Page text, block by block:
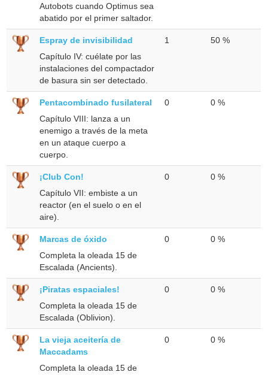
Autobots cuando Optimus sea
abatido por el primer saltador.
Espray de invisibilidad
Capítulo IV: cuélate por las
instalaciones del compactador
de basura sin ser detectado.
1 50 %
Pentacombinado fusilateral
Capítulo VIII: lanza a un
enemigo a través de la meta
en un ataque cuerpo a
cuerpo.
0 0 %
¡Club Con!
Capítulo VII: embiste a un
reactor (en el suelo o en el
aire).
0 0 %
Marcas de óxido
Completa la oleada 15 de
Escalada (Ancients).
0 0 %
¡Piratas espaciales!
Completa la oleada 15 de
Escalada (Oblivion).
0 0 %
La vieja aceitería de
Maccadams
Completa la oleada 15 de
0 0 %